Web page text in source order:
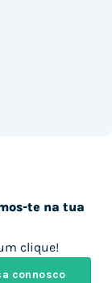
te na tua
clique!
connosco